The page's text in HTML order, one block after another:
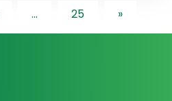
... 25 »